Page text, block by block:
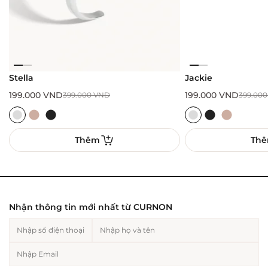
Stella
399.000VND
199.000 VND
Thêm
Jackie
199.000 VND
Nhận thông tin mới nhất từ CURNON